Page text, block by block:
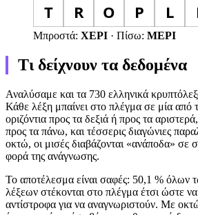
T
R O P L
Μπροστά: ΧΕΡΙ · Πίσω: ΜΕΡΙ
Τι δείχνουν τα δεδομένα
Αναλύσαμε και τα 730 ελληνικά
Κάθε λέξη μπαίνει στο πλέγμα σε μία από
οριζόντια προς τα δεξιά ή προς τα
προς τα πάνω, και τέσσερις διαγώνιες
οκτώ, οι μισές διαβάζονται «ανάποδα» σε
φορά της ανάγνωσης.
Το αποτέλεσμα είναι σαφές: 50,1 % όλων
λέξεων στέκονται στο πλέγμα έτσι ώστε
αντίστροφα για να αναγνωριστούν. Με